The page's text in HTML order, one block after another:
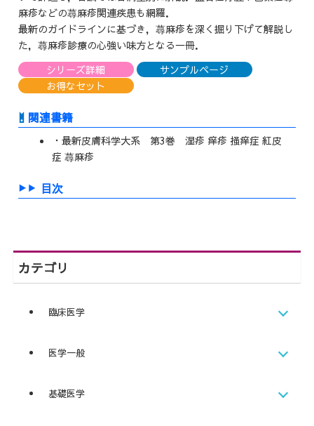
麻疹などの蕁麻疹関連疾患も網羅．
最新のガイドラインに基づき，蕁麻疹を深く掘り下げて解説し
た，蕁麻疹診療の心強い味方となる一冊．
シリーズ詳細
サンプルページ
お得なセット
関連書籍
・最新皮膚科学大系 第3巻 湿疹 痒疹 掻痒症 紅皮
症 蕁麻疹
目次
カテゴリ
臨床医学
医学一般
基礎医学